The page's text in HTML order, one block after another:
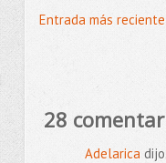
Entrada más reciente
28
Adelarica